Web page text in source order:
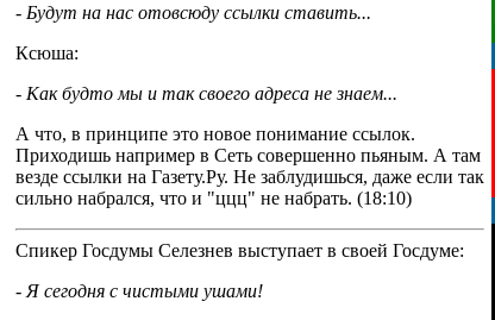
- Будут на нас отовсюду ссылки ставить...
Ксюша:
- Как будто мы и так своего адреса не знаем...
А что, в принципе это новое понимание ссылок.
Приходишь например в Сеть совершенно пьяным. А там
везде ссылки на Газету.Ру. Не заблудишься, даже если так
сильно набрался, что и "ццц" не набрать. (18:10)
Спикер Госдумы Селезнев выступает в своей Госдуме:
- Я сегодня с чистыми ушами!